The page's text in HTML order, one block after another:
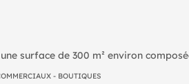
surface de 300 m² environ
sociaux au RDC
- BOUTIQUES